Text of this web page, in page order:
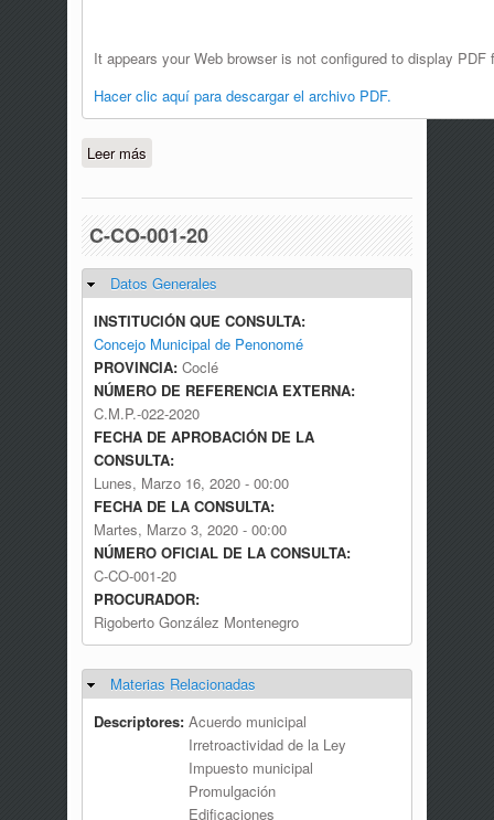
It appears your Web browser is not configured to display
Hacer clic aquí para descargar el archivo PDF.
Leer más
C-CO-001-20
Ocultar
Datos Generales
INSTITUCIÓN QUE CONSULTA:
Concejo Municipal de Penonomé
PROVINCIA: Coclé
NÚMERO DE REFERENCIA EXTERNA:
C.M.P.-022-2020
FECHA DE APROBACIÓN DE LA
CONSULTA:
Lunes, Marzo 16, 2020 - 00:00
FECHA DE LA CONSULTA:
Martes, Marzo 3, 2020 - 00:00
NÚMERO OFICIAL DE LA CONSULTA:
C-CO-001-20
PROCURADOR:
Rigoberto González Montenegro
Ocultar
Materias Relacionadas
Descriptores: Acuerdo municipal
Irretroactividad de la Ley
Impuesto municipal
Promulgación
Edificaciones